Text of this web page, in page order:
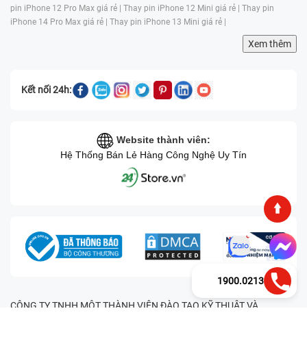
pin iPhone 12 Pro Max giá rẻ | Thay pin iPhone 12 Mini giá rẻ | Thay pin
iPhone 14 Pro Max giá rẻ | Thay pin iPhone 13 Mini giá rẻ |
Xem thêm
Kết nối 24h:
Website thành viên:
Hệ Thống Bán Lẻ Hàng Công Nghệ Uy Tín
CÔNG TY TNHH MỘT THÀNH VIÊN ĐÀO TẠO KỸ THUẬT VÀ
1900.0213